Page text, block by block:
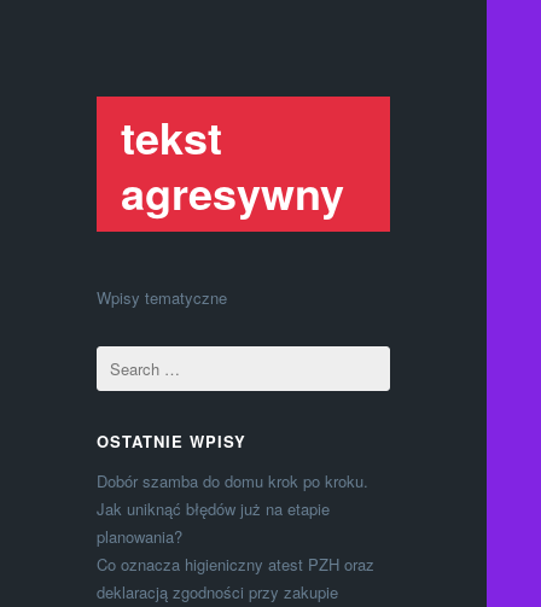
tekst
agresywny
Wpisy tematyczne
OSTATNIE WPISY
Dobór szamba do domu krok po kroku.
Jak uniknąć błędów już na etapie
planowania?
Co oznacza higieniczny atest PZH oraz
deklaracją zgodności przy zakupie